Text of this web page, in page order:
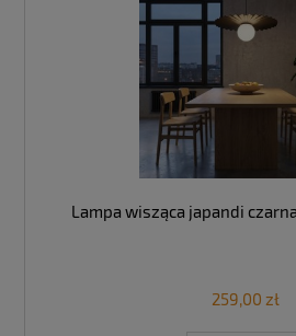
Lampa wisząca japandi czarna
259,00 zł